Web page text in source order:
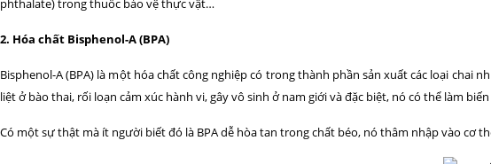
phthalate) trong thuốc bảo vệ thực vật…
2. Hóa chất Bisphenol-A (BPA)
Bisphenol-A (BPA) là một hóa chất công nghiệp có trong thành phần sản xuất các loại
liệt ở bào thai, rối loạn cảm xúc hành vi, gây vô sinh ở nam giới và đặc biệt, nó có thể làm
Có một sự thật mà ít người biết đó là BPA dễ hòa tan trong chất béo, nó thâm nhập vào cơ